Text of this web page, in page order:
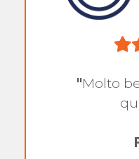
"Molto